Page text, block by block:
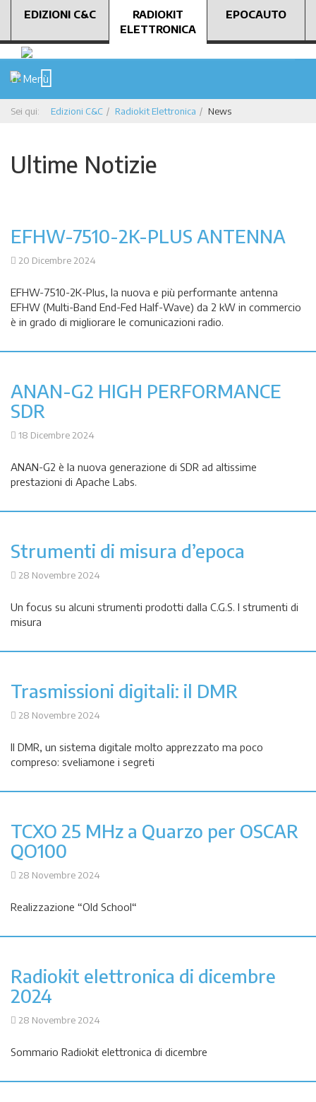
EDIZIONI C&C
RADIOKIT
ELETTRONICA
EPOCAUTO
Menù
Sei qui: Edizioni C&C Radiokit Elettronica News
Ultime Notizie
EFHW-7510-2K-PLUS ANTENNA
20 Dicembre 2024
EFHW-7510-2K-Plus, la nuova e più performante antenna
EFHW (Multi-Band End-Fed Half-Wave) da 2 kW in commercio
è in grado di migliorare le comunicazioni radio.
ANAN-G2 HIGH PERFORMANCE
SDR
18 Dicembre 2024
ANAN-G2 è la nuova generazione di SDR ad altissime
prestazioni di Apache Labs.
Strumenti di misura d’epoca
28 Novembre 2024
Un focus su alcuni strumenti prodotti dalla C.G.S. I strumenti di
misura
Trasmissioni digitali: il DMR
28 Novembre 2024
Il DMR, un sistema digitale molto apprezzato ma poco
compreso: sveliamone i segreti
TCXO 25 MHz a Quarzo per OSCAR
QO100
28 Novembre 2024
Realizzazione “Old School“
Radiokit elettronica di dicembre
2024
28 Novembre 2024
Sommario Radiokit elettronica di dicembre